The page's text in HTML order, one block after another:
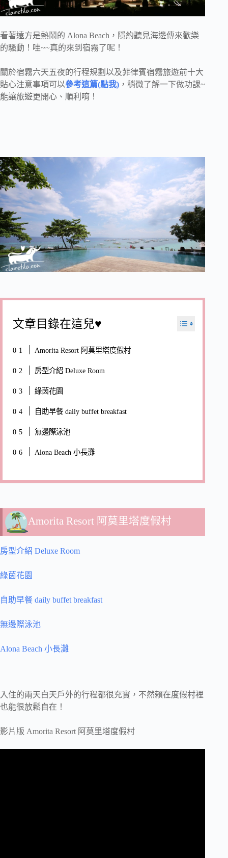
看著遠方是熱鬧的 Alona Beach，隱約聽見海邊傳來歡樂
的騷動！哇~~真的來到宿霧了呢！
關於宿霧六天五夜的行程規劃以及菲律賓宿霧旅遊前十大
貼心注意事項可以參考這篇(點我) ，稍微了解一下做功課~
能讓旅遊更開心、順利唷！
文章目錄在這兒♥
Amorita Resort 阿莫里塔度假村
房型介紹 Deluxe Room
綠茵花園
自助早餐 daily buffet breakfast
無邊際泳池
Alona Beach 小長灘
Amorita Resort 阿莫里塔度假村
房型介紹 Deluxe Room
綠茵花園
自助早餐 daily buffet breakfast
無邊際泳池
Alona Beach 小長灘
入住的兩天白天戶外的行程都很充實，不然賴在度假村裡
也能很放鬆自在！
影片版 Amorita Resort 阿莫里塔度假村